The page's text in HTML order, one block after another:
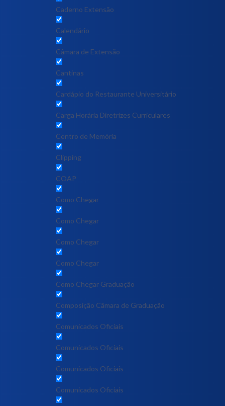
Caderno Extensão
Calendário
Câmara de Extensão
Cantinas
Cardápio do Restaurante Universitário
Carga Horária Diretrizes Curriculares
Centro de Memória
Clipping
COAP
Como Chegar
Como Chegar
Como Chegar
Como Chegar
Como Chegar Graduação
Composição Câmara de Graduação
Comunicados Oficiais
Comunicados Oficiais
Comunicados Oficiais
Comunicados Oficiais